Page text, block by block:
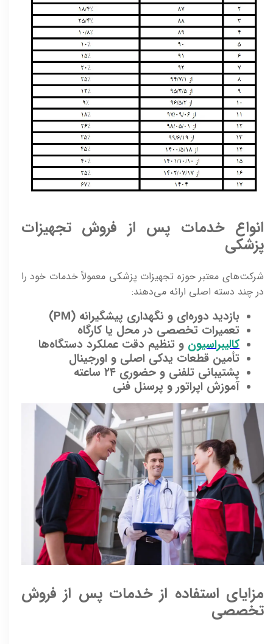
انواع خدمات پس از فروش تجهیزات
پزشکی
شرکت‌های معتبر حوزه تجهیزات پزشکی معمولاً خدمات خود را
در چند دسته اصلی ارائه می‌دهند:
بازدید دوره‌ای و نگهداری پیشگیرانه (PM)
تعمیرات تخصصی در محل یا کارگاه
کالیبراسیون و تنظیم دقت عملکرد دستگاه‌ها
تأمین قطعات یدکی اصلی و اورجینال
پشتیبانی تلفنی و حضوری ۲۴ ساعته
آموزش اپراتور و پرسنل فنی
مزایای استفاده از خدمات پس از فروش
تخصصی